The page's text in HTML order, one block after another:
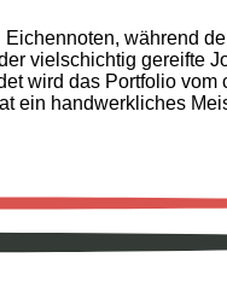
während
vielschichtig gereifte
wird das Portfolio vom
ein handwerkliches